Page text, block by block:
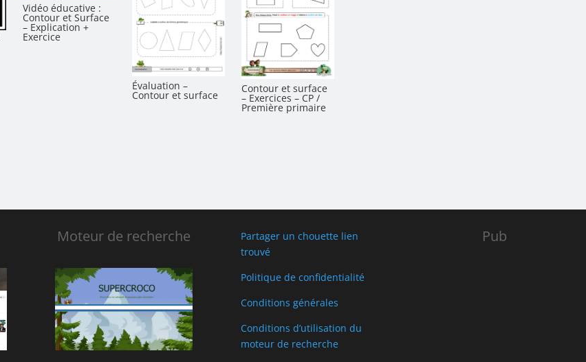
Vidéo éducative :
Contour et Surface
– Explication +
Exercice
Évaluation –
Contour et surface
Contour et surface
– Exercices – CP /
Première primaire
Moteur de recherche
Partager un chouette lien
trouvé
Politique de confidentialité
Conditions générales
Conditions d’utilisation du
moteur de recherche
Pub